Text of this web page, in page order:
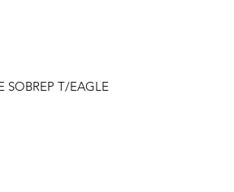
SOBREP T/EAGLE